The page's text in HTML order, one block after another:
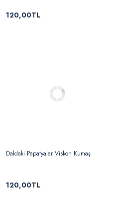
120,00TL
Daldaki Papatyalar Viskon Kumaş
120,00TL